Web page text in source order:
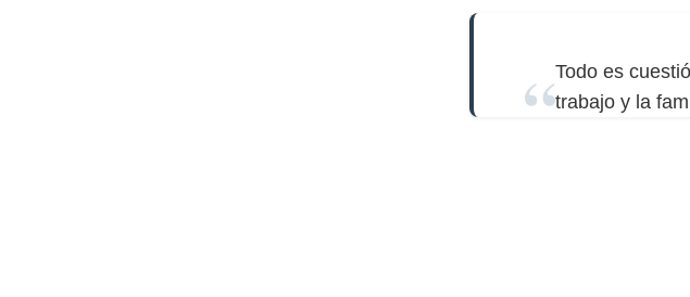
Todo es
trabajo y la